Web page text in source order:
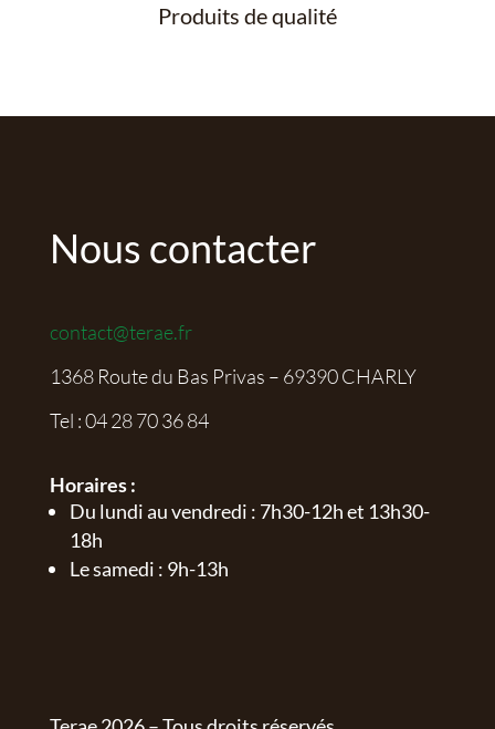
Produits de qualité
Nous contacter
contact@terae.fr
1368 Route du Bas Privas – 69390 CHARLY
Tel :04 28 70 36 84
Horaires :
Du lundi au vendredi : 7h30-12h et 13h30-
18h
Le samedi : 9h-13h